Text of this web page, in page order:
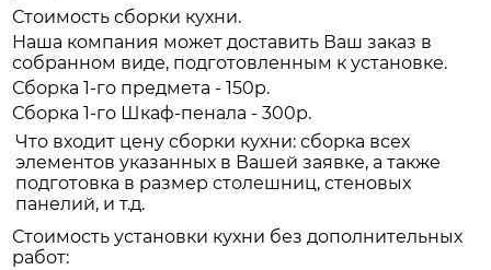
Стоимость сборки кухни.
Наша компания может доставить Ваш заказ в
собранном виде, подготовленным к установке.
Сборка 1-го предмета - 150р.
Сборка 1-го Шкаф-пенала - 300р.
Что входит цену сборки кухни: сборка всех
элементов указанных в Вашей заявке, а также
подготовка в размер столешниц, стеновых
панелий, и т.д.
Стоимость установки кухни без дополнительных
работ: